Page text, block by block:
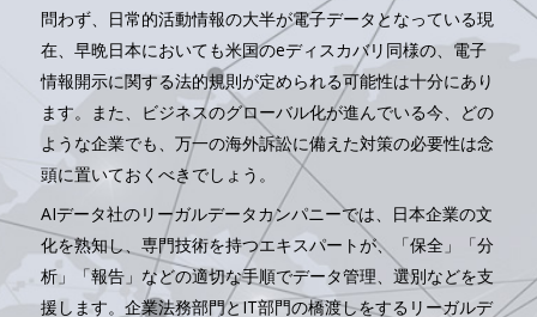
問わず、日常的活動情報の大半が電子データとなっている現
在、早晩日本においても米国のeディスカバリ同様の、電子
情報開示に関する法的規則が定められる可能性は十分にあり
ます。また、ビジネスのグローバル化が進んでいる今、どの
ような企業でも、万一の海外訴訟に備えた対策の必要性は念
頭に置いておくべきでしょう。
AIデータ社のリーガルデータカンパニーでは、日本企業の文
化を熟知し、専門技術を持つエキスパートが、「保全」「分
析」「報告」などの適切な手順でデータ管理、選別などを支
援します。企業法務部門とIT部門の橋渡しをするリーガルデ